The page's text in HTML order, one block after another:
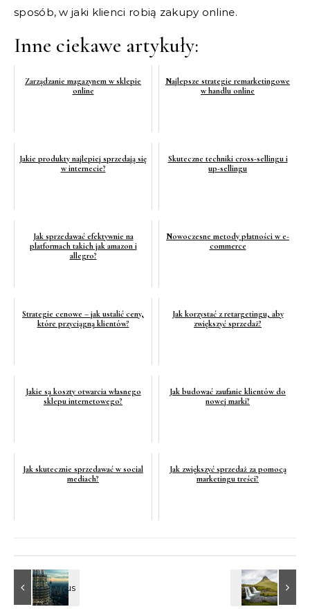
sposób, w jaki klienci robią zakupy online.
Inne ciekawe artykuły:
Zarządzanie magazynem w sklepie
online
Najlepsze strategie remarketingowe
w handlu online
Jakie produkty najlepiej sprzedają się
w internecie?
Skuteczne techniki cross-sellingu i
up-sellingu
Jak sprzedawać efektywnie na
platformach takich jak amazon i
allegro?
Nowoczesne metody płatności w e-
commerce
Strategie cenowe – jak ustalić ceny,
które przyciągną klientów?
Jak korzystać z retargetingu, aby
zwiększyć sprzedaż?
Jakie są koszty otwarcia własnego
sklepu internetowego?
Jak budować zaufanie klientów do
nowej marki?
Jak skutecznie sprzedawać w social
mediach?
Jak zwiększyć sprzedaż za pomocą
marketingu treści?